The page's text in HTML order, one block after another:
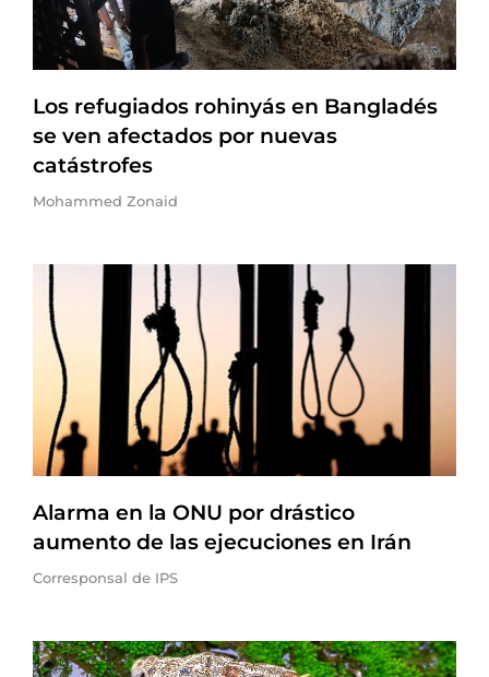
Los refugiados rohinyás en Bangladés
se ven afectados por nuevas
catástrofes
Mohammed Zonaid
Alarma en la ONU por drástico
aumento de las ejecuciones en Irán
Corresponsal de IPS